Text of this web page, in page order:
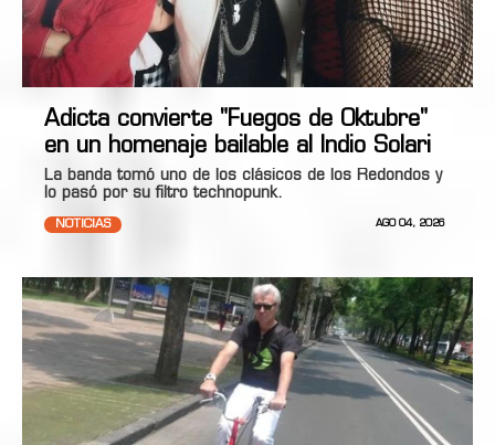
Adicta convierte "Fuegos de Oktubre"
en un homenaje bailable al Indio Solari
La banda tomó uno de los clásicos de los Redondos y
lo pasó por su filtro technopunk.
NOTICIAS AGO 04, 2026